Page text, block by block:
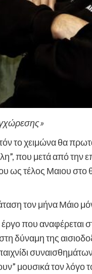
το χειμώνα θα
που μετά από την
ως τέλος Μαιου
τον μήνα Μάιο
έργο που
δύναμη της
μουσικά τον λόγο